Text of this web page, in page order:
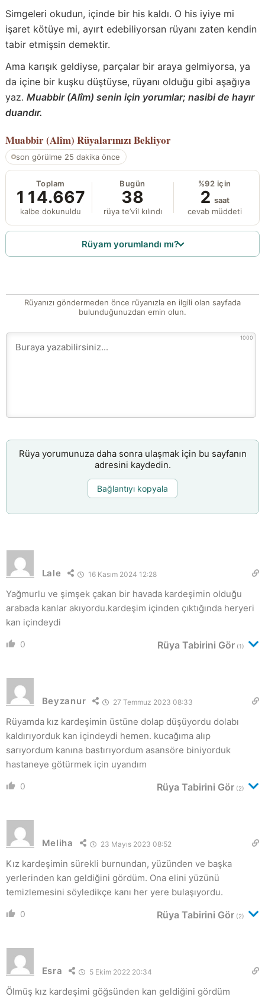
Simgeleri okudun, içinde bir his kaldı. O his iyiye mi
işaret kötüye mi, ayırt edebiliyorsan rüyanı zaten kendin
tabir etmişsin demektir.
Ama karışık geldiyse, parçalar bir araya gelmiyorsa, ya
da içine bir kuşku düştüyse, rüyanı olduğu gibi aşağıya
yaz. Muabbir (Alîm) senin için yorumlar; nasibi de hayır
duandır.
Muabbir (Alîm) Rüyalarınızı Bekliyor
son görülme 25 dakika önce
Toplam
114.667
kalbe dokunuldu
Bugün
38
rüya te’vîl kılındı
%92 için
2 saat
cevab müddeti
Rüyam yorumlandı mı?
Rüyanızı göndermeden önce rüyanızla en ilgili olan sayfada
bulunduğunuzdan emin olun.
1000
Rüya yorumunuza daha sonra ulaşmak için bu sayfanın
adresini kaydedin.
Bağlantıyı kopyala
Lale 16 Kasım 2024 12:28
Yağmurlu ve şimşek çakan bir havada kardeşimin olduğu
arabada kanlar akıyordu.kardeşim içinden çıktığında heryeri
kan içindeydi
0 Rüya Tabirini Gör (1)
Beyzanur 27 Temmuz 2023 08:33
Rüyamda kız kardeşimin üstüne dolap düşüyordu dolabı
kaldırıyorduk kan içindeydi hemen. kucağıma alıp
sarıyordum kanına bastırıyordum asansöre biniyorduk
hastaneye götürmek için uyandım
0 Rüya Tabirini Gör (2)
Meliha 23 Mayıs 2023 08:52
Kız kardeşimin sürekli burnundan, yüzünden ve başka
yerlerinden kan geldiğini gördüm. Ona elini yüzünü
temizlemesini söyledikçe kanı her yere bulaşıyordu.
0 Rüya Tabirini Gör (2)
Esra 5 Ekim 2022 20:34
Ölmüş kız kardeşimi göğsünden kan geldiğini gördüm